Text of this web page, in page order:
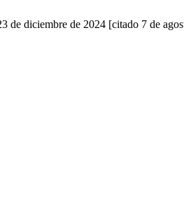
diciembre de 2024 [citado 7 de